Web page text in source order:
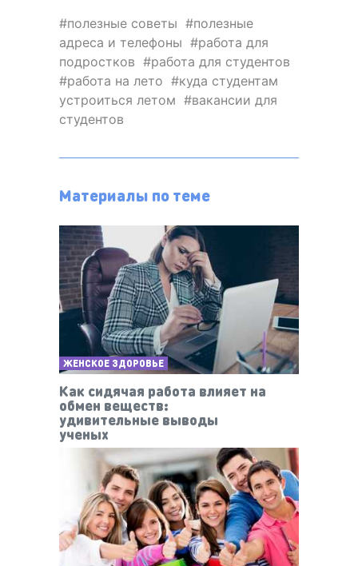
полезные советы
полезные
адреса и телефоны
работа для
подростков
работа для студентов
работа на лето
куда студентам
устроиться летом
вакансии для
студентов
Материалы по теме
ЖЕНСКОЕ ЗДОРОВЬЕ
Как сидячая работа влияет на
обмен веществ:
удивительные выводы
ученых